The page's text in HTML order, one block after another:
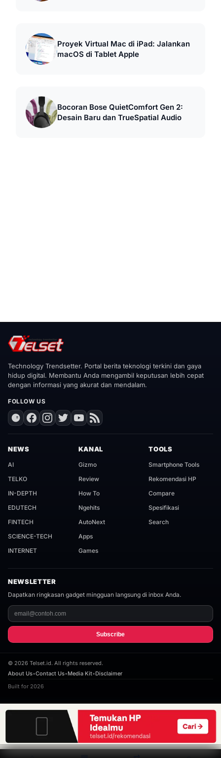
Proyek Virtual Mac di iPad: Jalankan
macOS di Tablet Apple
Bocoran Bose QuietComfort Gen 2:
Desain Baru dan TrueSpatial Audio
Technology Trendsetter. Portal berita teknologi terkini dan gaya
hidup digital. Membantu Anda mengambil keputusan lebih cepat
dengan informasi yang akurat dan mendalam.
FOLLOW US
NEWS
AI
TELKO
IN-DEPTH
EDUTECH
FINTECH
SCIENCE-TECH
INTERNET
KANAL
Gizmo
Review
How To
Ngehits
AutoNext
Apps
Games
TOOLS
Smartphone Tools
Rekomendasi HP
Compare
Spesifikasi
Search
NEWSLETTER
Dapatkan ringkasan gadget mingguan langsung di inbox Anda.
Subscribe
© 2026 Telset.id. All rights reserved.
About Us•Contact Us•Media Kit•Disclaimer
Built for 2026